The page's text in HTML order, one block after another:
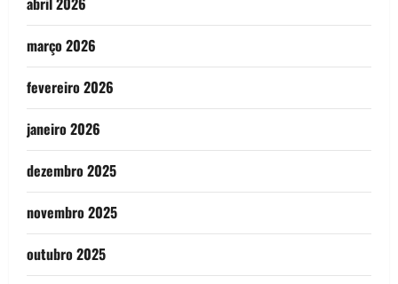
março 2026
fevereiro 2026
janeiro 2026
dezembro 2025
novembro 2025
outubro 2025